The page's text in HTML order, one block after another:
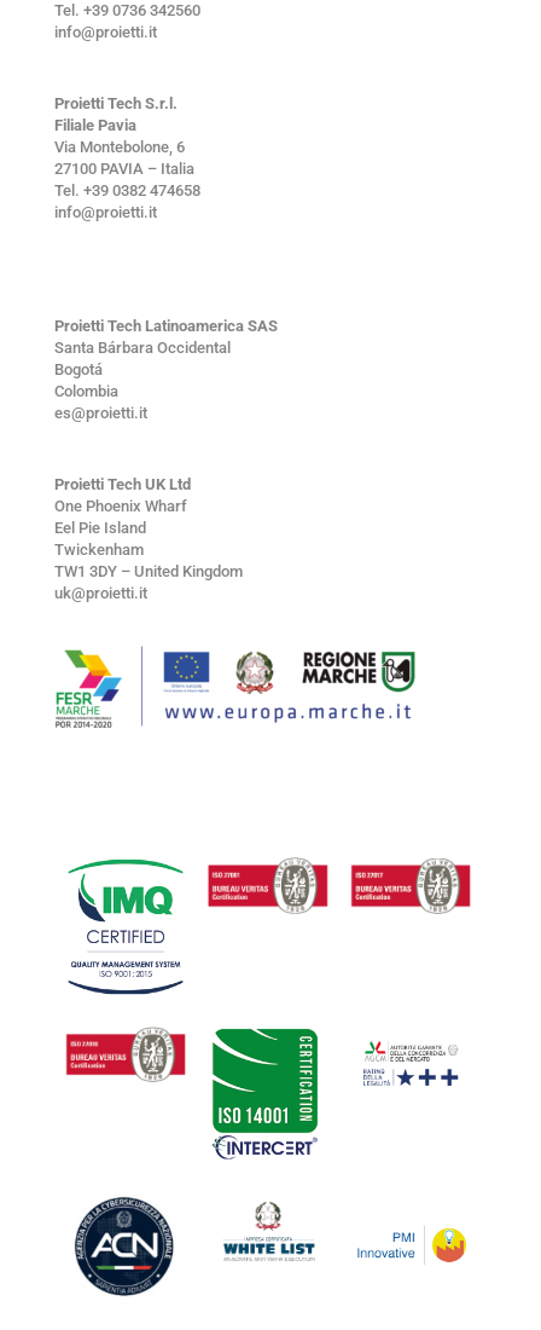
Tel. +39 0736 342560
info@proietti.it
Proietti Tech S.r.l.
Filiale Pavia
Via Montebolone, 6
27100 PAVIA – Italia
Tel. +39 0382 474658
info@proietti.it
Proietti Tech Latinoamerica SAS
Santa Bárbara Occidental
Bogotá
Colombia
es@proietti.it
Proietti Tech UK Ltd
One Phoenix Wharf
Eel Pie Island
Twickenham
TW1 3DY – United Kingdom
uk@proietti.it